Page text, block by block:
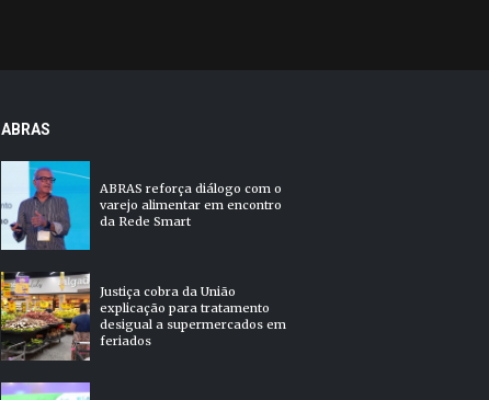
ABRAS
ABRAS reforça diálogo com o
varejo alimentar em encontro
da Rede Smart
Justiça cobra da União
explicação para tratamento
desigual a supermercados em
feriados